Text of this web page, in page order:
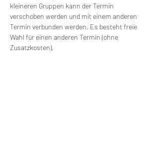
kleineren Gruppen kann der Termin
verschoben werden und mit einem anderen
Termin verbunden werden. Es besteht freie
Wahl für einen anderen Termin (ohne
Zusatzkosten).